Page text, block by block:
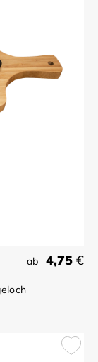
ab 4,75 €